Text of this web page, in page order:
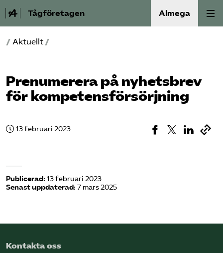
Tågföretagen Almega
Aktuellt
Reformagenda för järnvägen
Våra frågor
Aktiviteter
Kontakt
Bli medlem
/ Aktuellt /
Prenumerera på nyhetsbrev
för kompetensförsörjning
13 februari 2023
Publicerad: 13 februari 2023
Senast uppdaterad: 7 mars 2025
Kontakta oss